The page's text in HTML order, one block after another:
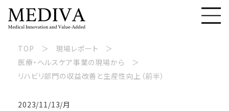
TOP
現場レポート
医療・ヘルスケア事業の現場から
リハビリ部門の収益改善と生産性向上（前半）
2023/11/13/月